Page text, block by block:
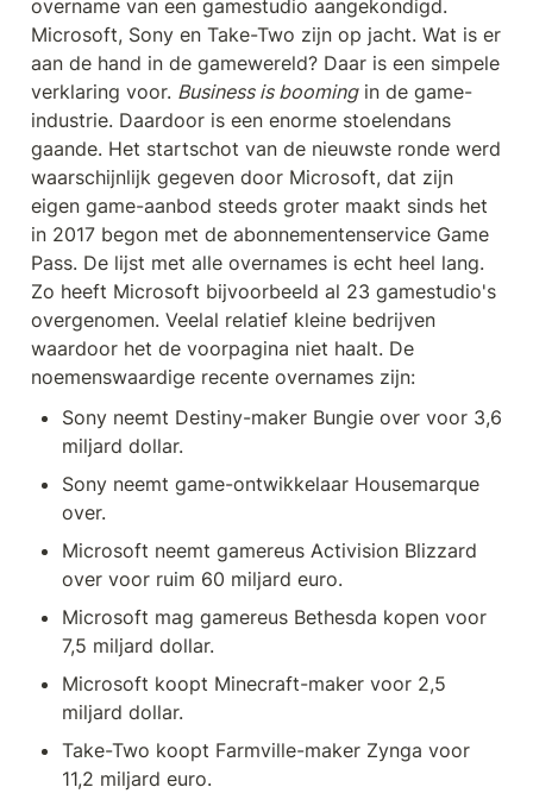
overname van een gamestudio aangekondigd.
Microsoft, Sony en Take-Two zijn op jacht. Wat is er
aan de hand in de gamewereld? Daar is een simpele
verklaring voor. Business is booming in de game-
industrie. Daardoor is een enorme stoelendans
gaande. Het startschot van de nieuwste ronde werd
waarschijnlijk gegeven door Microsoft, dat zijn
eigen game-aanbod steeds groter maakt sinds het
in 2017 begon met de abonnementenservice Game
Pass. De lijst met alle overnames is echt heel lang.
Zo heeft Microsoft bijvoorbeeld al 23 gamestudio's
overgenomen. Veelal relatief kleine bedrijven
waardoor het de voorpagina niet haalt. De
noemenswaardige recente overnames zijn:
Sony neemt Destiny-maker Bungie over voor 3,6
miljard dollar.
Sony neemt game-ontwikkelaar Housemarque
over.
Microsoft neemt gamereus Activision Blizzard
over voor ruim 60 miljard euro.
Microsoft mag gamereus Bethesda kopen voor
7,5 miljard dollar.
Microsoft koopt Minecraft-maker voor 2,5
miljard dollar.
Take-Two koopt Farmville-maker Zynga voor
11,2 miljard euro.